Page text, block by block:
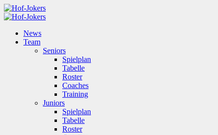
News
Team
Seniors
Spielplan
Tabelle
Roster
Coaches
Training
Juniors
Spielplan
Tabelle
Roster